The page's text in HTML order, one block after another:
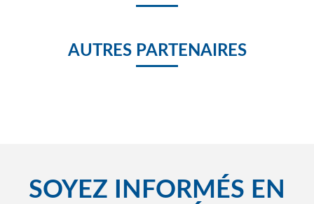
AUTRES PARTENAIRES
SOYEZ INFORMÉS EN